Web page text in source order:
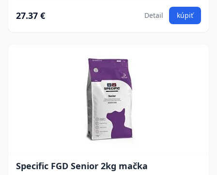
27.37 € Detail kúpiť
Specific FGD Senior 2kg mačka